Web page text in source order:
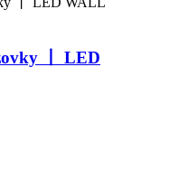
丨 LED